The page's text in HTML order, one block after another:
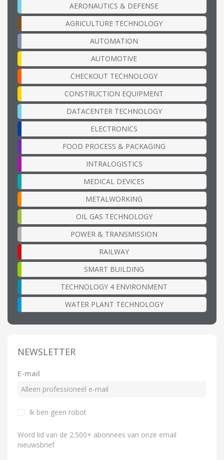
AERONAUTICS & DEFENSE
AGRICULTURE TECHNOLOGY
AUTOMATION
AUTOMOTIVE
CHECKOUT TECHNOLOGY
CONSTRUCTION EQUIPMENT
DATACENTER TECHNOLOGY
ELECTRONICS
FOOD PROCESS & PACKAGING
INTRALOGISTICS
MEDICAL DEVICES
METALWORKING
OIL GAS TECHNOLOGY
POWER & TRANSMISSION
RAILWAY
SMART BUILDING
TECHNOLOGY 4 ENVIRONMENT
WATER PLANT TECHNOLOGY
NEWSLETTER
E-mail
Ik ben geen robot
Word lid van de 2.500+ abonnees van onze email
nieuwsbrief